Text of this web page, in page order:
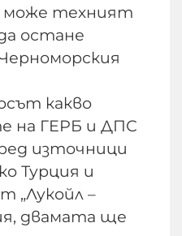
може техният
остане
какво
на ГЕРБ и ДПС
източници
Турция и
„Лукойл –
двамата ще